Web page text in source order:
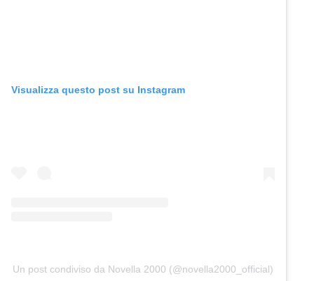
Visualizza questo post su Instagram
Un post condiviso da Novella 2000 (@novella2000_official)